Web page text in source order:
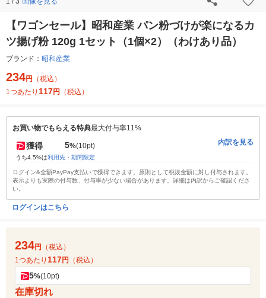
【ワゴンセール】昭和産業 パン粉づけが楽になるカ
ツ揚げ粉 120g 1セット（1個×2）（わけあり品）
ブランド： 昭和産業
234円
（税込）
1つあたり 117円 （税込）
お買い物でもらえる特典最大付与率11%
獲得 5%(10pt)
うち4.5%は利用先・期間限定
内訳を見る
ログイン&全額PayPay支払いで獲得できます。原則として税抜金額に対し付与されます。
表示よりも実際の付与数、付与率が少ない場合があります。詳細は内訳からご確認くださ
い。
ログインはこちら
234円
（税込）
1つあたり 117円 （税込）
5%(10pt)
在庫切れ